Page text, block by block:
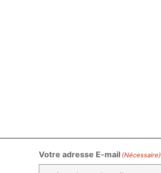
Votre adresse E-mail (Nécessaire)